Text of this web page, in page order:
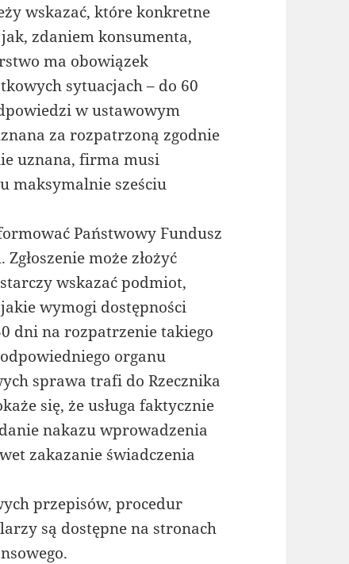
wskazać, które konkretne
zdaniem konsumenta,
ma obowiązek
sytuacjach – do 60
w ustawowym
za rozpatrzoną zgodnie
uznana, firma musi
maksymalnie sześciu
Państwowy Fundusz
może złożyć
wskazać podmiot,
wymogi dostępności
dni na rozpatrzenie takiego
organu
sprawa trafi do Rzecznika
się, że usługa faktycznie
nakazu wprowadzenia
zakazanie świadczenia
przepisów, procedur
są dostępne na stronach